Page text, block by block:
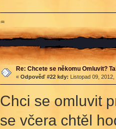
♒
Re: Chcete se někomu Omluvit?
« Odpověď #22 kdy: Listopad 09,
Chci se omluvit
se včera chtěl